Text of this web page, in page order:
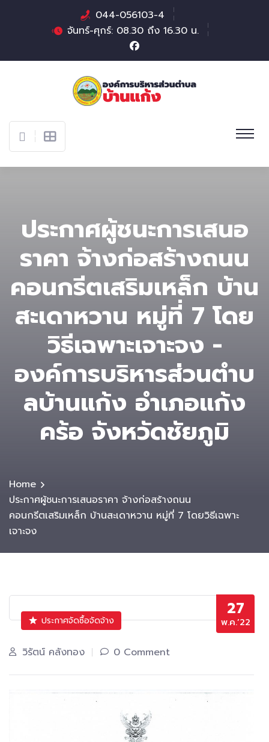
044-056103-4
จันทร์-ศุกร์: 08.30 ถึง 16.30 น.
ประกาศผู้ชนะการเสนอ
ราคา จ้างก่อสร้างถนน
คอนกรีตเสริมเหล็ก บ้าน
สะเดาหวาน หมู่ที่ 7 โดย
วิธีเฉพาะเจาะจง -
องค์การบริหารส่วนตําบ
ลบ้านแก้ง อำเภอแก้ง
คร้อ จังหวัดชัยภูมิ
Home
ประกาศผู้ชนะการเสนอราคา จ้างก่อสร้างถนน
คอนกรีตเสริมเหล็ก บ้านสะเดาหวาน หมู่ที่ 7 โดยวิธีเฉพาะ
เจาะจง
27
พ.ค.’22
ประกาศจัดซื้อจัดจ้าง
วิรัตน์ คลังทอง 0 Comment